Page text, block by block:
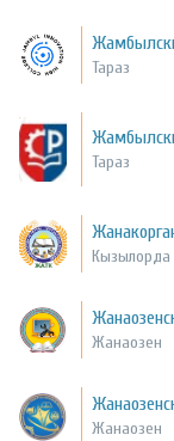
Тараз
Тараз
Кызылорда
Жанаозен
Жанаозен